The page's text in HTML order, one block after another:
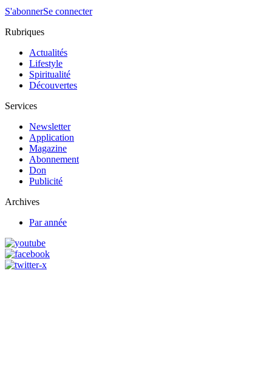
S'abonnerSe connecter
Rubriques
Actualités
Lifestyle
Spiritualité
Découvertes
Services
Newsletter
Application
Magazine
Abonnement
Don
Publicité
Archives
Par année